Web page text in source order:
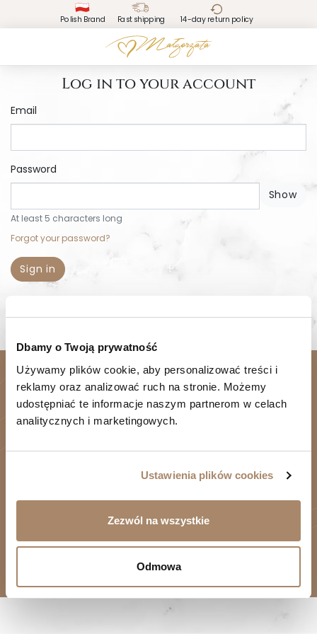
Dbamy o Twoją prywatność
Używamy plików cookie, aby personalizować treści i
reklamy oraz analizować ruch na stronie. Możemy
udostępniać te informacje naszym partnerom w celach
analitycznych i marketingowych.
Ustawienia plików cookies
Zezwól na wszystkie
Odmowa
Polish Brand Fast shipping 14-day return policy
Log in to your account
Email
Password
Show
At least 5 characters long
Forgot your password?
Sign in
Be the first to know—sign up for our
newsletter.
Receive information about new products and discount
sign me up
You may unsubscribe at any moment. For that purpose, please find